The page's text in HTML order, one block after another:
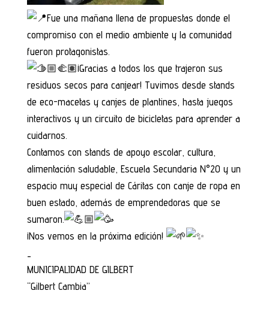
Fue una mañana llena de propuestas donde el
compromiso con el medio ambiente y la comunidad
fueron protagonistas.
¡Gracias a todos los que trajeron sus
residuos secos para canjear! Tuvimos desde stands
de eco-macetas y canjes de plantines, hasta juegos
interactivos y un circuito de bicicletas para aprender a
cuidarnos.
Contamos con stands de apoyo escolar, cultura,
alimentación saludable, Escuela Secundaria N°20 y un
espacio muy especial de Cáritas con canje de ropa en
buen estado, además de emprendedoras que se
sumaron.
¡Nos vemos en la próxima edición!
MUNICIPALIDAD DE GILBERT
“Gilbert Cambia”